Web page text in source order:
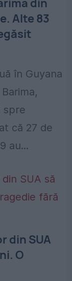
din
Alte 83
în Guyana
spre
că 27 de
au...
din SUA
O